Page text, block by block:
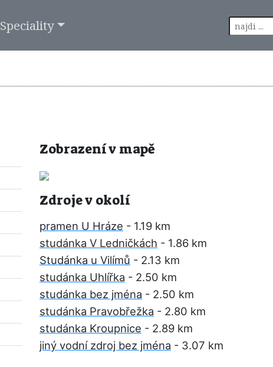
Speciality
Zobrazení v mapě
Zdroje v okolí
pramen U Hráze - 1.19 km
studánka V Ledničkách - 1.86 km
Studánka u Vilímů - 2.13 km
studánka Uhlířka - 2.50 km
studánka bez jména - 2.50 km
studánka Pravobřežka - 2.80 km
studánka Kroupnice - 2.89 km
jiný vodní zdroj bez jména - 3.07 km